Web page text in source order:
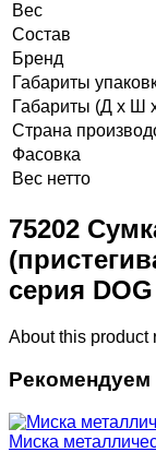
Вес
Состав
Бренд
Габариты
Габариты (Д х Ш
Страна
Фасовка
Вес нетто
75202
серия
About this product
Рекомендуем
Миска